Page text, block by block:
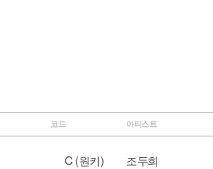
코드 아티스트
C (원키) 조두희